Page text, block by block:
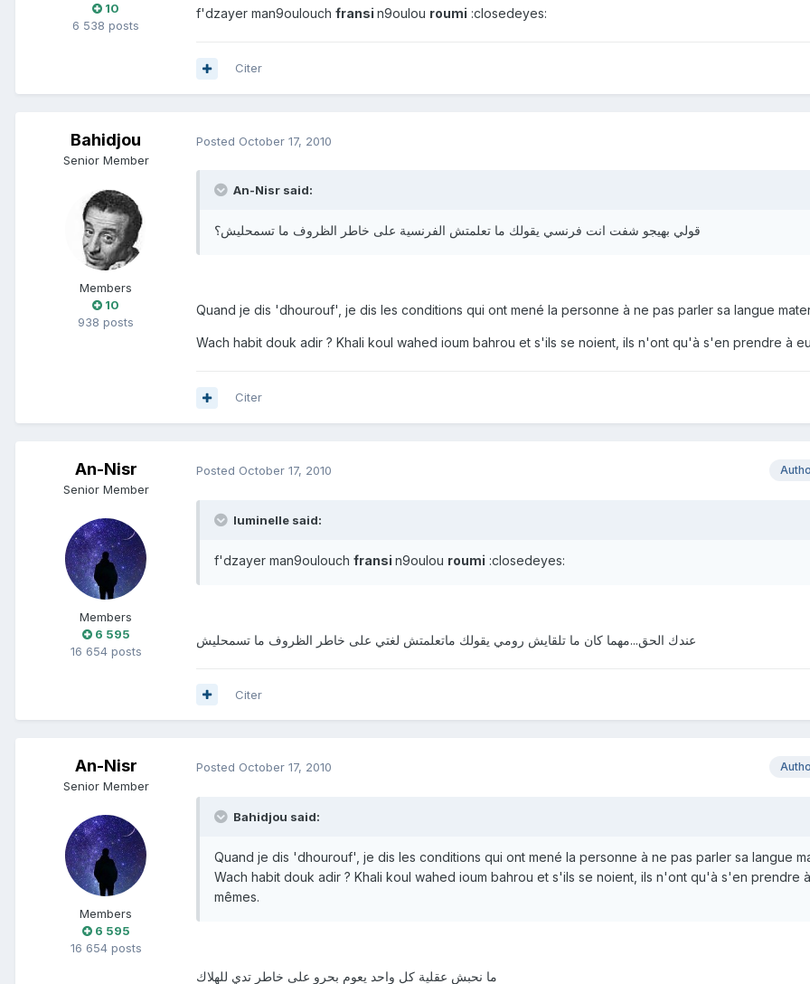
10
6 538 posts
f'dzayer man9oulouch fransi n9oulou roumi :closedeyes:
Citer
Bahidjou
Senior Member
Members
10
938 posts
Posted October 17, 2010
An-Nisr said:
قولي بهيجو شفت انت فرنسي يقولك ما تعلمتش الفرنسية على خاطر الظروف ما تسمحليش؟
Quand je dis 'dhourouf', je dis les conditions qui ont mené la personne à ne pas parler sa langue
Wach habit douk adir ? Khali koul wahed ioum bahrou et s'ils se noient, ils n'ont qu'à s'en prendre à
Citer
An-Nisr
Senior Member
Members
6 595
16 654 posts
Posted October 17, 2010
luminelle said:
f'dzayer man9oulouch fransi n9oulou roumi :closedeyes:
عندك الحق...مهما كان ما تلقايش رومي يقولك ماتعلمتش لغتي على خاطر الظروف ما تسمحليش
Citer
An-Nisr
Senior Member
Members
6 595
16 654 posts
Posted October 17, 2010
Bahidjou said:
Quand je dis 'dhourouf', je dis les conditions qui ont mené la personne à ne pas parler sa langue
Wach habit douk adir ? Khali koul wahed ioum bahrou et s'ils se noient, ils n'ont qu'à s'en prendre
mêmes.
ما نحبش عقلية كل واحد يعوم بحرو على خاطر تدي للهلاك